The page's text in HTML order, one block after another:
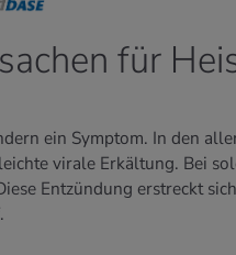
für
ein Symptom. In den
virale Erkältung. Bei
Entzündung erstreckt